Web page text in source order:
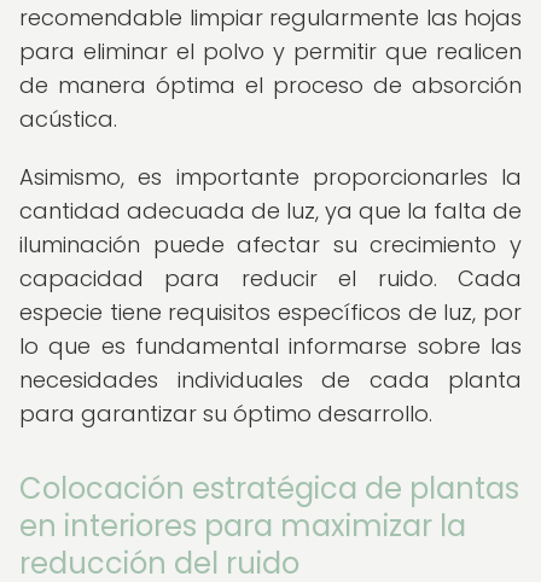
recomendable limpiar regularmente las hojas
para eliminar el polvo y permitir que realicen
de manera óptima el proceso de absorción
acústica.
Asimismo, es importante proporcionarles la
cantidad adecuada de luz, ya que la falta de
iluminación puede afectar su crecimiento y
capacidad para reducir el ruido. Cada
especie tiene requisitos específicos de luz, por
lo que es fundamental informarse sobre las
necesidades individuales de cada planta
para garantizar su óptimo desarrollo.
Colocación estratégica de plantas
en interiores para maximizar la
reducción del ruido